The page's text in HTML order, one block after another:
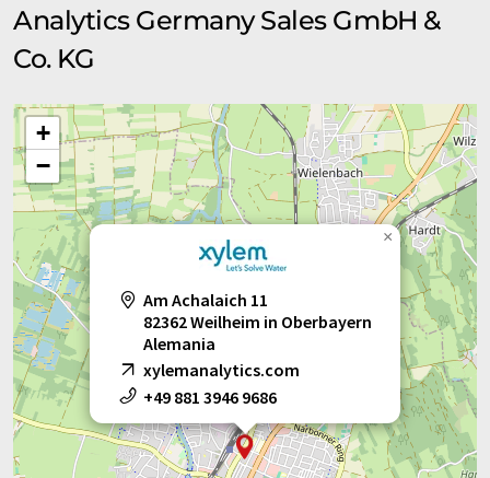
sistemas de análisis de agua
sistemas de control
sistemas de medición de oxígeno disuelto
Sistemas de medición de turbidez
sistemas de medición multiparamétrica
sistemas de muestreo
sistemas de titulación soluciones tampón
termorreactores
termostatos transparentes tituladores
Analytics Germany Sales GmbH &
Co. KG
Am Achalaich 11
82362 Weilheim in Oberbayern
Alemania
xylemanalytics.com
+49 881 3946 9686
×
+
−